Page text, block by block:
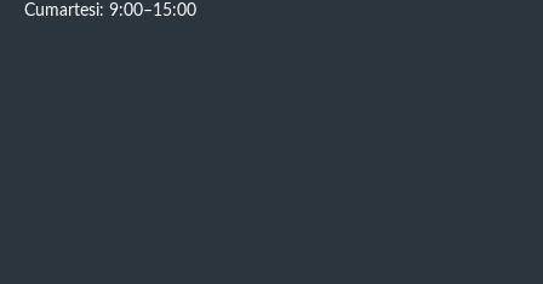
Cumartesi: 9:00–15:00